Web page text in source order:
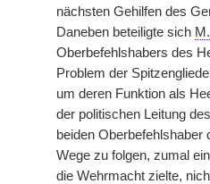
nächsten Gehilfen des
Daneben beteiligte sich M.
Oberbefehlshabers des
Problem der
um deren Funktion als
der politischen Leitung
beiden Oberbefehlshaber
Wege zu folgen, zumal
die Wehrmacht zielte,